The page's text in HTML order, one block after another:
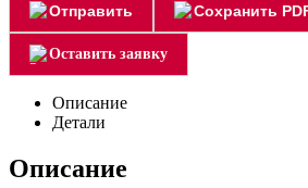
Отправить Сохранить
Оставить заявку
Описание
Детали
Описание